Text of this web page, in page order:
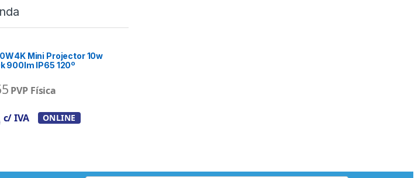
Mini Projector 10w
900lm IP65 120º
PVP Física
c/ IVA ONLINE